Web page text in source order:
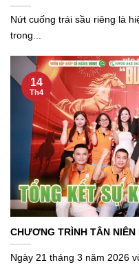
Nứt cuống trái sầu riêng là
trong...
CHƯƠNG TRÌNH TÂN
Ngày 21 tháng 3 năm 2026
14
Th4